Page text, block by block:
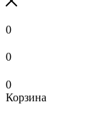
0
0
0
Корзина